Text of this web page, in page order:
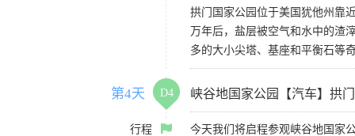
拱门国家公园位于美国犹他州靠
万年后，盐层被空气和水中的渣
多的大小尖塔、基座和平衡石等
第4天 D4 峡谷地国家公园【汽车】拱
行程
今天我们将启程参观峡谷地国家